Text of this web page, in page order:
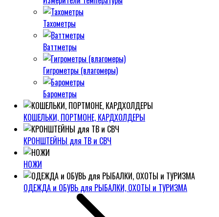
Тахометры
Ваттметры
Гигрометры (влагомеры)
Барометры
КОШЕЛЬКИ, ПОРТМОНЕ, КАРДХОЛДЕРЫ
КРОНШТЕЙНЫ для ТВ и СВЧ
НОЖИ
ОДЕЖДА и ОБУВЬ для РЫБАЛКИ, ОХОТЫ и ТУРИЗМА